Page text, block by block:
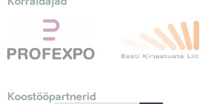
Korraldajad
Koostööpartnerid